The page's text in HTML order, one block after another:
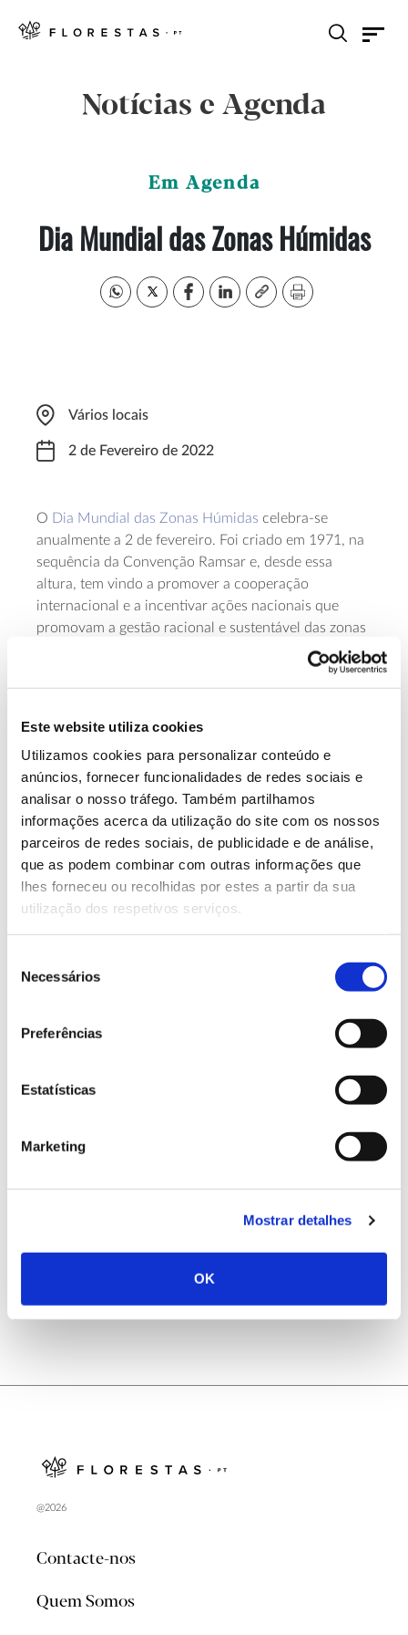
Este website utiliza cookies
Utilizamos cookies para personalizar conteúdo e
anúncios, fornecer funcionalidades de redes sociais e
analisar o nosso tráfego. Também partilhamos
informações acerca da utilização do site com os nossos
parceiros de redes sociais, de publicidade e de análise,
que as podem combinar com outras informações que
lhes forneceu ou recolhidas por estes a partir da sua
utilização dos respetivos serviços.
Necessários
Preferências
Estatísticas
Marketing
Mostrar detalhes
OK
Notícias e Agenda
Em Agenda
Dia Mundial das Zonas Húmidas
Vários locais
2 de Fevereiro de 2022
O Dia Mundial das Zonas Húmidas celebra-se
anualmente a 2 de fevereiro. Foi criado em 1971, na
sequência da Convenção Ramsar e, desde essa
altura, tem vindo a promover a cooperação
internacional e a incentivar ações nacionais que
promovam a gestão racional e sustentável das zonas
húmidas. Este ano, o dia serve como apelo para
investir capital financeiro, humano e político para
salvar as zonas húmidas do mundo de
Conheça e participe noseventos associados a este
dia.
Saiba mais sobre esta efeméride
13.07.2026
Genoma do priolo e de outras espécies em risco:
conhecer para conservar
02.07.2026
cidadãos chamados a ajudar
Natureza e florestas procuram jovens voluntários
@2026
Contacte-nos
Quem Somos